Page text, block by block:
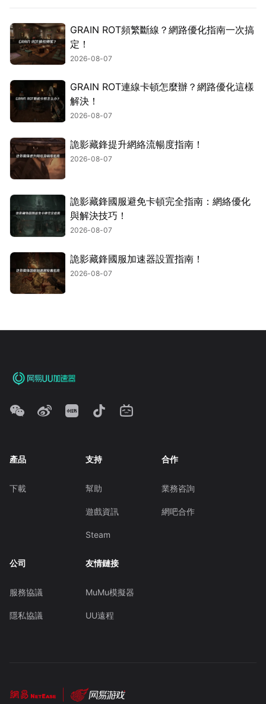
GRAIN ROT頻繁斷線？網路優化指南一次搞
定！
2026-08-07
GRAIN ROT連線卡頓怎麼辦？網路優化這樣
解決！
2026-08-07
詭影藏鋒提升網絡流暢度指南！
2026-08-07
詭影藏鋒國服避免卡頓完全指南：網絡優化
與解決技巧！
2026-08-07
詭影藏鋒國服加速器設置指南！
2026-08-07
產品
下載
支持
幫助
遊戲資訊
Steam
合作
業務咨詢
網吧合作
公司
服務協議
隱私協議
友情鏈接
MuMu模擬器
UU遠程